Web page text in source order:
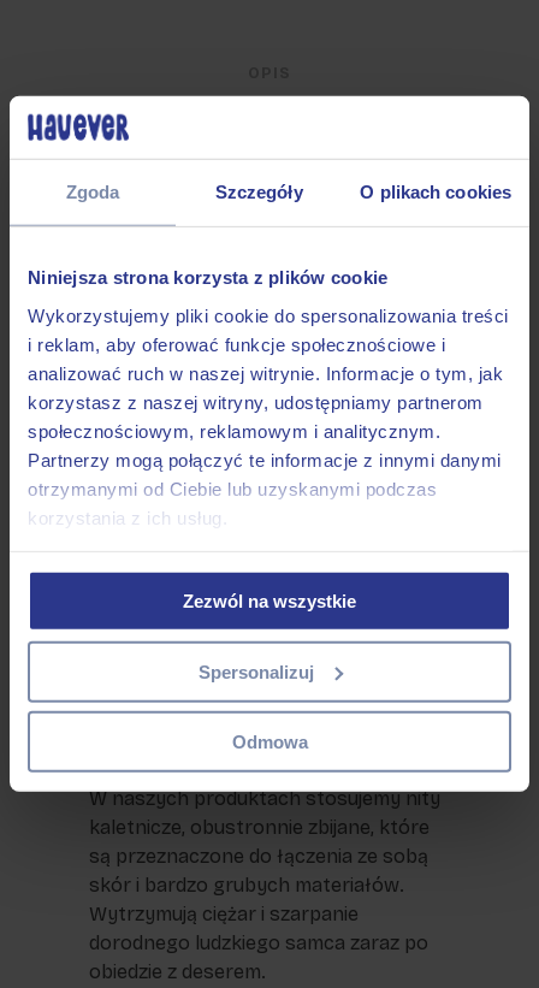
Zgoda Szczegóły O plikach cookies
Niniejsza strona korzysta z plików cookie
Wykorzystujemy pliki cookie do spersonalizowania treści
i reklam, aby oferować funkcje społecznościowe i
analizować ruch w naszej witrynie. Informacje o tym, jak
korzystasz z naszej witryny, udostępniamy partnerom
społecznościowym, reklamowym i analitycznym.
Partnerzy mogą połączyć te informacje z innymi danymi
otrzymanymi od Ciebie lub uzyskanymi podczas
korzystania z ich usług.
Zezwól na wszystkie
Spersonalizuj
Odmowa
OKUCIA
psiego żywota, w naszych produktach
stosujemy produkowane na
zamówienie lekkie okucia. Są
wystarczająco duże, by móc trafić w
nie po omacku karabinkiem, gdy
wychodzimy zaspani z psem na nocne
siku. Ich wytrzymałość wzmacnia
zgrzew, a estetykę podnosi czarny
lakier, którym są powlekane.
TAŚMA
Lekka i supermocna. Zadrukowana w
procesie (uwaga, trudne słowo)
cudowną moc trwania i trwania aż do
wyginięcia rodzaju ludzkiego.
NITY
W naszych produktach stosujemy nity
kaletnicze, obustronnie zbijane, które
są przeznaczone do łączenia ze sobą
skór i bardzo grubych materiałów.
Wytrzymują ciężar i szarpanie
dorodnego ludzkiego samca zaraz po
obiedzie z deserem.